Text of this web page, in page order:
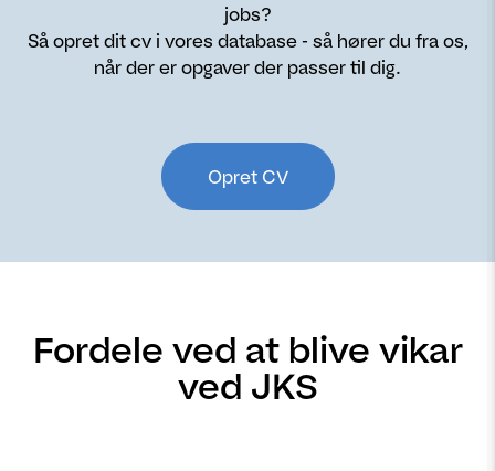
jobs?
Så opret dit cv i vores database - så hører du fra os,
når der er opgaver der passer til dig.
Opret CV
Fordele ved at blive vikar
ved JKS